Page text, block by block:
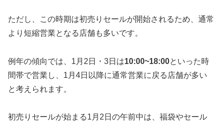
ただし、この時期は初売りセールが開始されるため、通常
より短縮営業となる店舗も多いです。
例年の傾向では、1月2日・3日は10:00~18:00といった時
間帯で営業し、1月4日以降に通常営業に戻る店舗が多い
と考えられます。
初売りセールが始まる1月2日の午前中は、福袋やセール